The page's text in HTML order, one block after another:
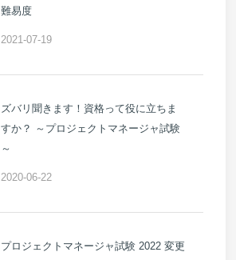
難易度
2021-07-19
ズバリ聞きます！資格って役に立ちま
すか？ ～プロジェクトマネージャ試験
～
2020-06-22
プロジェクトマネージャ試験 2022 変更